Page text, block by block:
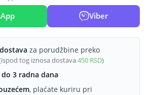
Viber
za porudžbine preko
tog iznosa dostava450 RSD)
3 radna dana
, plaćate kuriru pri